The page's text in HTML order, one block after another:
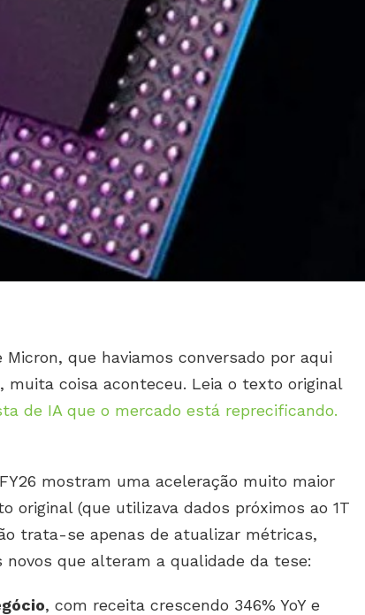
que haviamos conversado por aqui
muita coisa aconteceu. Leia o texto original
de IA que o mercado está reprecificando.
mostram uma aceleração muito maior
original (que utilizava dados próximos ao 1T
trata-se apenas de atualizar métricas,
que alteram a qualidade da tese:
, com receita crescendo 346% YoY e